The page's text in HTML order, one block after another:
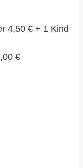
4,50 € + 1 Kind
€